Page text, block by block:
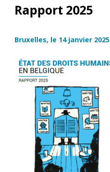
Rapport 2025
Bruxelles, le 14 janvier 2025